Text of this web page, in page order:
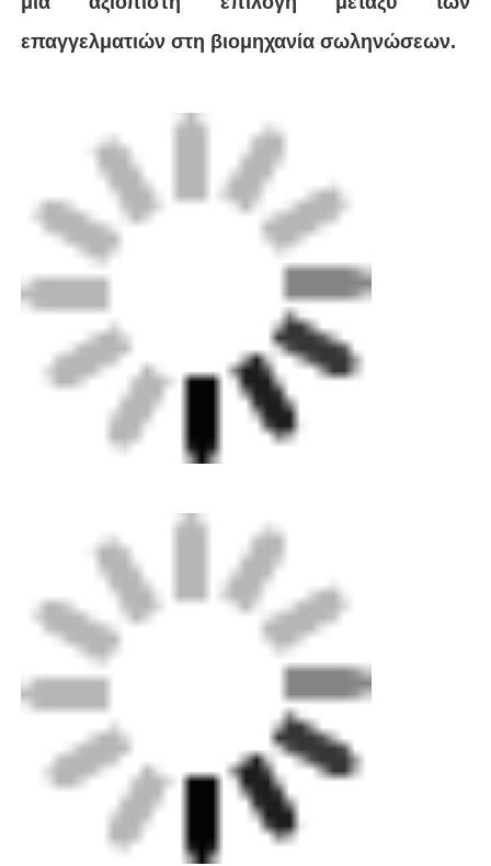
Μηχανή χειροκίνητης εκτόξευσης
Μηχανή συγκόλλησης CNC
Εύρος σωλήνων: 63-200mm Ø
Γρήγορη εγκατάσταση και εύκολο στη χρήση
Δυνατότητα έλξης σωλήνων μήκους 12
μέτρων στη θέση τους
Ενέσιμα χυτευμένα κελύφη μειωτήρα ABS
Διατίθεται σε διαμορφώσεις 2 ή 3